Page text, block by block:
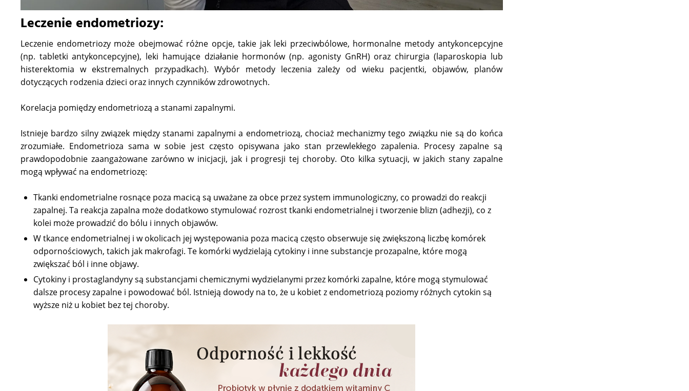
Leczenie endometriozy:
Leczenie endometriozy może obejmować różne opcje, takie jak leki przeciwbólowe, hormonalne metody antykoncepcyjne
(np. tabletki antykoncepcyjne), leki hamujące działanie hormonów (np. agonisty GnRH) oraz chirurgia (laparoskopia lub
histerektomia w ekstremalnych przypadkach). Wybór metody leczenia zależy od wieku pacjentki, objawów, planów
dotyczących rodzenia dzieci oraz innych czynników zdrowotnych.
Korelacja pomiędzy endometriozą a stanami zapalnymi.
Istnieje bardzo silny związek między stanami zapalnymi a endometriozą, chociaż mechanizmy tego związku nie są do końca
zrozumiałe. Endometrioza sama w sobie jest często opisywana jako stan przewlekłego zapalenia. Procesy zapalne są
prawdopodobnie zaangażowane zarówno w inicjacji, jak i progresji tej choroby. Oto kilka sytuacji, w jakich stany zapalne
mogą wpływać na endometriozę:
Tkanki endometrialne rosnące poza macicą są uważane za obce przez system immunologiczny, co prowadzi do reakcji
zapalnej. Ta reakcja zapalna może dodatkowo stymulować rozrost tkanki endometrialnej i tworzenie blizn (adhezji), co z
kolei może prowadzić do bólu i innych objawów.
W tkance endometrialnej i w okolicach jej występowania poza macicą często obserwuje się zwiększoną liczbę komórek
odpornościowych, takich jak makrofagi. Te komórki wydzielają cytokiny i inne substancje prozapalne, które mogą
zwiększać ból i inne objawy.
Cytokiny i prostaglandyny są substancjami chemicznymi wydzielanymi przez komórki zapalne, które mogą stymulować
dalsze procesy zapalne i powodować ból. Istnieją dowody na to, że u kobiet z endometriozą poziomy różnych cytokin są
wyższe niż u kobiet bez tej choroby.